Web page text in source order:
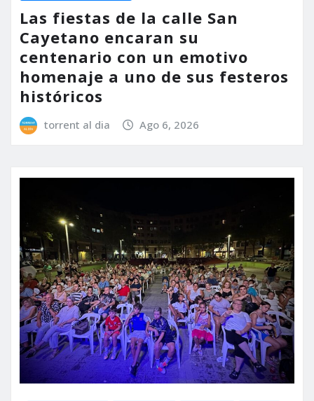
Las fiestas de la calle San
Cayetano encaran su
centenario con un emotivo
homenaje a uno de sus festeros
históricos
torrent al dia Ago 6, 2026